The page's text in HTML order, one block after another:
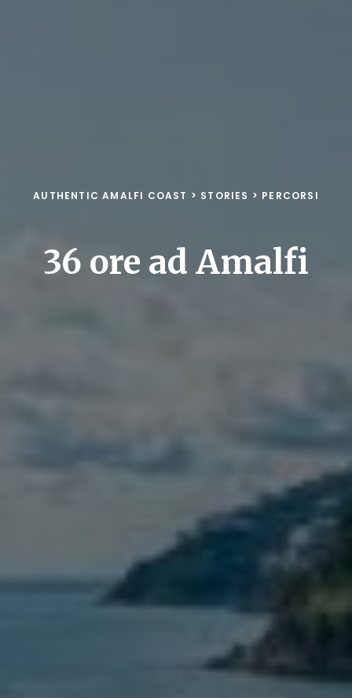
AUTHENTIC AMALFI COAST > STORIES > PERCORSI
36 ore ad Amalfi